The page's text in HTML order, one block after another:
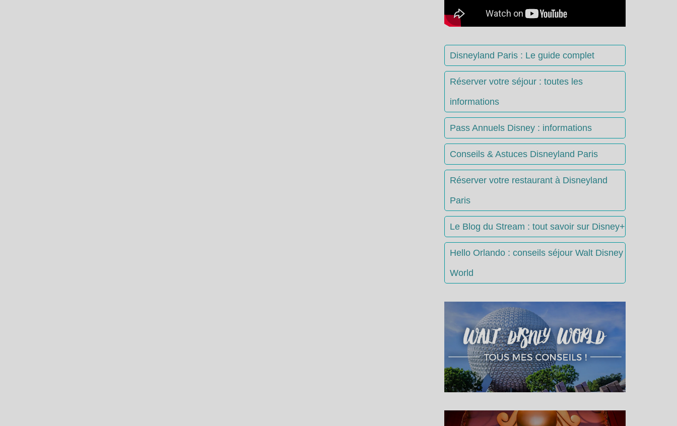
Disneyland Paris : Le guide complet
Réserver votre séjour : toutes les
informations
Pass Annuels Disney : informations
Conseils & Astuces Disneyland Paris
Réserver votre restaurant à Disneyland
Paris
Le Blog du Stream : tout savoir sur Disney+
Hello Orlando : conseils séjour Walt Disney
World